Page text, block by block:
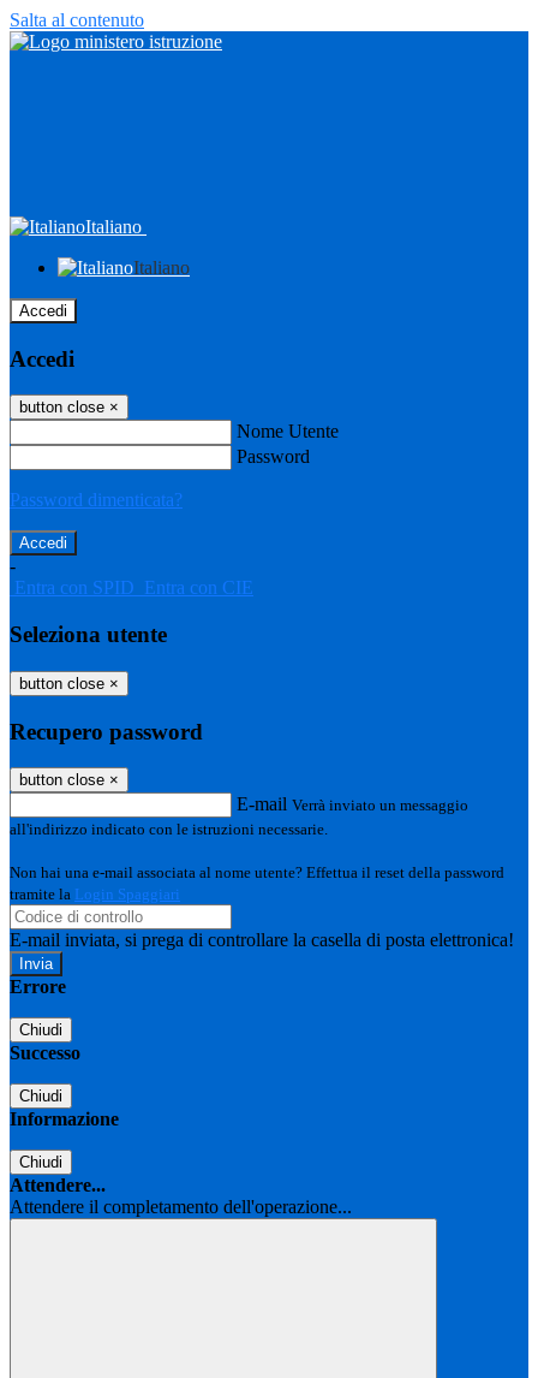
Salta al contenuto
Italiano
Italiano
Accedi
Accedi
button close ×
Nome Utente
Password
Password dimenticata?
-
Entra con SPID Entra con CIE
Seleziona utente
button close ×
Recupero password
button close ×
E-mail Verrà inviato un messaggio
all'indirizzo indicato con le istruzioni necessarie.
Non hai una e-mail associata al nome utente? Effettua il reset della password
tramite la Login Spaggiari
E-mail inviata, si prega di controllare la casella di posta elettronica!
Errore
Chiudi
Successo
Chiudi
Informazione
Chiudi
Attendere...
Attendere il completamento dell'operazione...